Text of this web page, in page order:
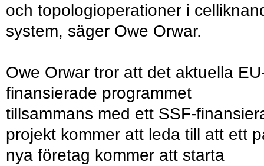
och topologioperationer i
system, säger Owe Orwar.
Owe Orwar tror att det aktuella
finansierade programmet
tillsammans med ett SSF-
projekt kommer att leda till att ett
nya företag kommer att starta